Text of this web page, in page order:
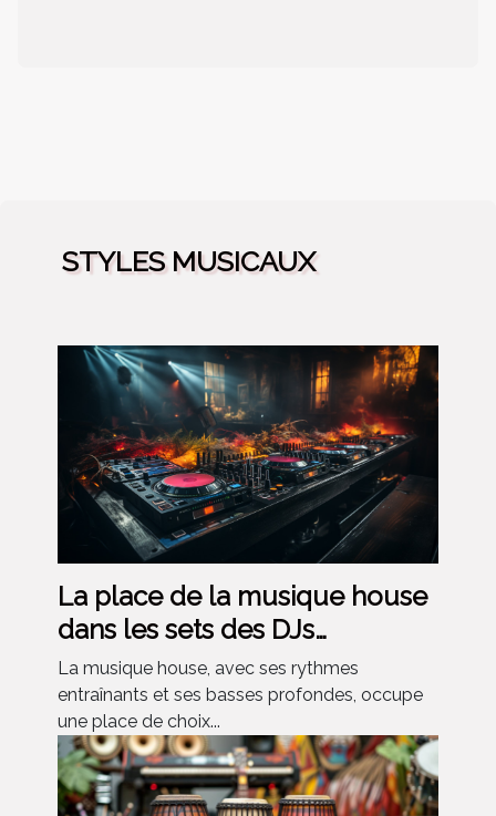
STYLES MUSICAUX
La place de la musique house
dans les sets des DJs
modernes
La musique house, avec ses rythmes
entraînants et ses basses profondes, occupe
une place de choix...